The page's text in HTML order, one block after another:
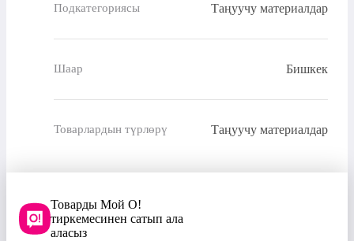
Подкатегориясы Таңуучу материалдар
Шаар Бишкек
Товарлардын түрлөрү Таңуучу материалдар
Товарды Мой О!
тиркемесинен сатып ала
аласыз